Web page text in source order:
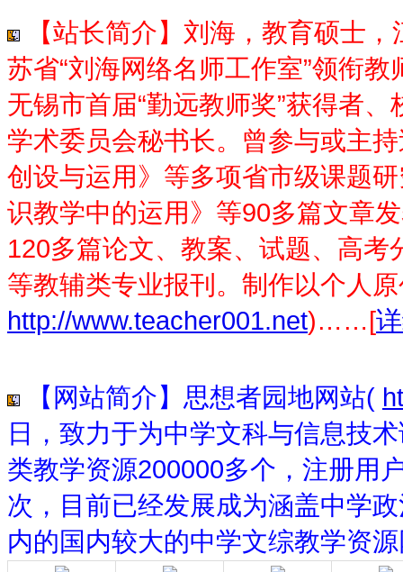
【站长简介】刘海，教育硕士
苏省“刘海网络名师工作室”领衔
无锡市首届“勤远教师奖”获得者
学术委员会秘书长。曾参与或主
创设与运用》等多项省市级课题
识教学中的运用》等90多篇文章
120多篇论文、教案、试题、高
等教辅类专业报刊。制作以个人
http://www.teacher001.net)……[
【网站简介】思想者园地网站(
日，致力于为中学文科与信息技
类教学资源200000多个，注册用
次，目前已经发展成为涵盖中学
内的国内较大的中学文综教学